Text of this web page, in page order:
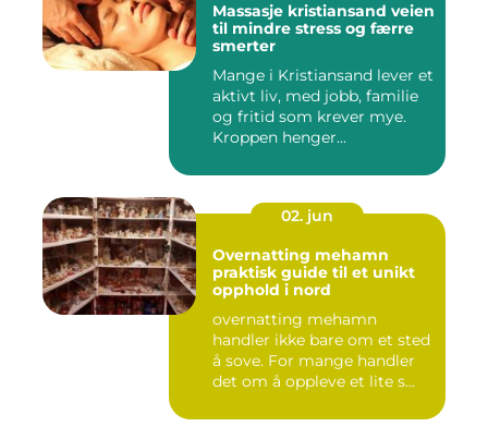
Massasje kristiansand veien
til mindre stress og færre
smerter
Mange i Kristiansand lever et
aktivt liv, med jobb, familie
og fritid som krever mye.
Kroppen henger...
02. jun
Overnatting mehamn
praktisk guide til et unikt
opphold i nord
overnatting mehamn
handler ikke bare om et sted
å sove. For mange handler
det om å oppleve et lite s...